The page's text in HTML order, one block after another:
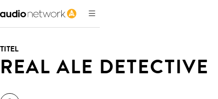
TITEL
REAL ALE DETECTIVE